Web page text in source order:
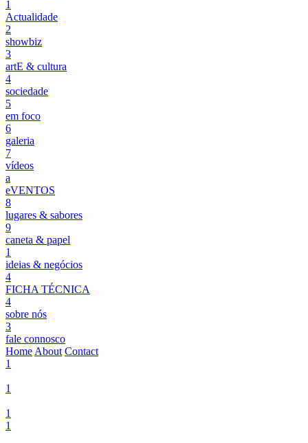
1
Actualidade
2
showbiz
3
artE & cultura
4
sociedade
5
em foco
6
galeria
7
vídeos
a
eVENTOS
8
lugares & sabores
9
caneta & papel
1
ideias & negócios
4
FICHA TÉCNICA
4
sobre nós
3
fale connosco
Home About Contact
1
1
1
1